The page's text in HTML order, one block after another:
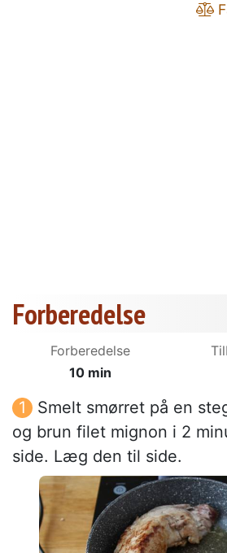
Forberedelse
Forberedelse
10 min
Smelt smørret på en
og brun filet mignon i 2
side. Læg den til side.